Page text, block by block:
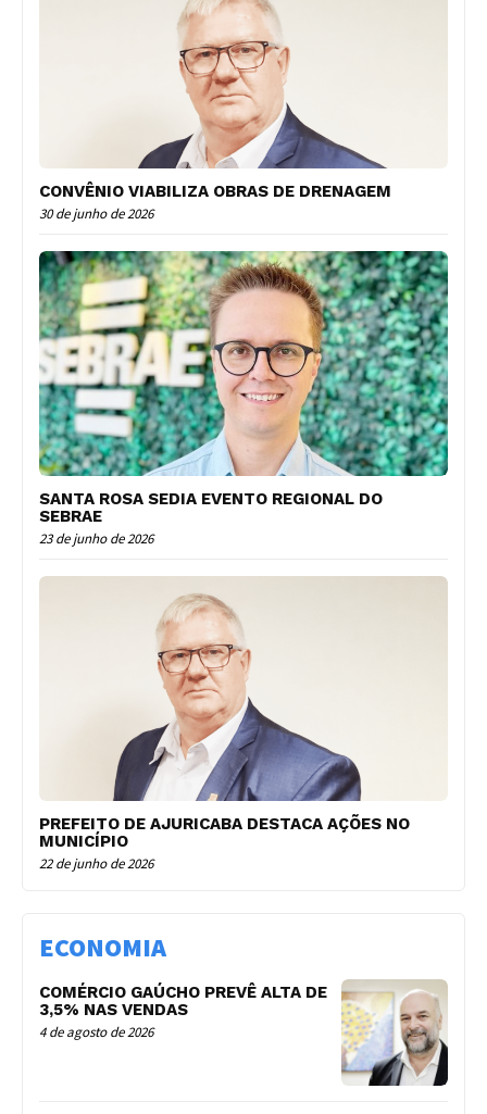
CONVÊNIO VIABILIZA OBRAS DE DRENAGEM
30 de junho de 2026
SANTA ROSA SEDIA EVENTO REGIONAL DO
SEBRAE
23 de junho de 2026
PREFEITO DE AJURICABA DESTACA AÇÕES NO
MUNICÍPIO
22 de junho de 2026
ECONOMIA
COMÉRCIO GAÚCHO PREVÊ ALTA DE
3,5% NAS VENDAS
4 de agosto de 2026